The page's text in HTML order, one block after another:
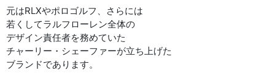
元はRLXやポロゴルフ、さらには
若くしてラルフローレン全体の
デザイン責任者を務めていた
チャーリー・シェーファーが立ち上げた
ブランドであります。